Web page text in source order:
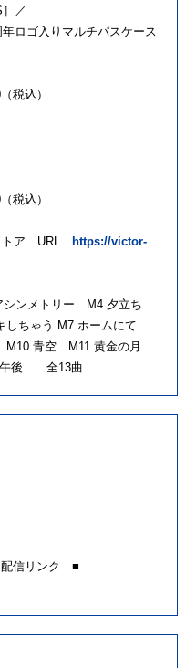
／
ロゴ入りマルチパスケース
税込）
税込）
トア URL
https://victor-
ンメトリー M4.夕立ち
しちゃう M7.ホームにて
青空 M11.黄金の月
午後 全13曲
信リンク ■